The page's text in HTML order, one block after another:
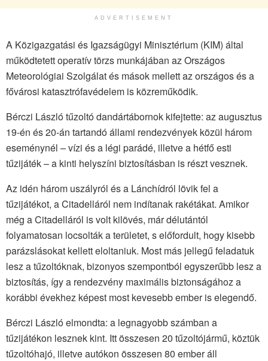
ADVERTISEMENT
A Közigazgatási és Igazságügyi Minisztérium (KIM) által
működtetett operatív törzs munkájában az Országos
Meteorológiai Szolgálat és mások mellett az országos és a
fővárosi katasztrófavédelem is közreműködik.
Bérczi László tűzoltó dandártábornok kifejtette: az augusztus
19-én és 20-án tartandó állami rendezvények közül három
eseménynél – vízi és a légi parádé, illetve a hétfő esti
tűzijáték – a kinti helyszíni biztosításban is részt vesznek.
Az idén három uszályról és a Lánchídról lövik fel a
tűzijátékot, a Citadelláról nem indítanak rakétákat. Amikor
még a Citadelláról is volt kilövés, már délutántól
folyamatosan locsolták a területet, s előfordult, hogy kisebb
parázslásokat kellett eloltaniuk. Most más jellegű feladatuk
lesz a tűzoltóknak, bizonyos szempontból egyszerűbb lesz a
biztosítás, így a rendezvény maximális biztonságához a
korábbi évekhez képest most kevesebb ember is elegendő.
Bérczi László elmondta: a legnagyobb számban a
tűzijátékon lesznek kint. Itt összesen 20 tűzoltójármű, köztük
tűzoltóhajó, illetve autókon összesen 80 ember áll